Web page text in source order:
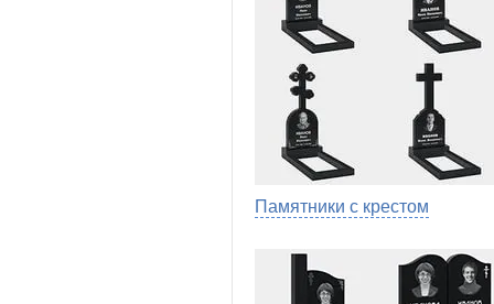
Памятники с крестом